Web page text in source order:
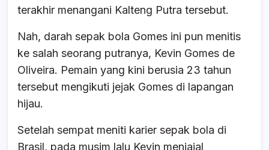
terakhir menangani Kalteng Putra tersebut.
Nah, darah sepak bola Gomes ini pun menitis
ke salah seorang putranya, Kevin Gomes de
Oliveira. Pemain yang kini berusia 23 tahun
tersebut mengikuti jejak Gomes di lapangan
hijau.
Setelah sempat meniti karier sepak bola di
Brasil, pada musim lalu Kevin menjajal